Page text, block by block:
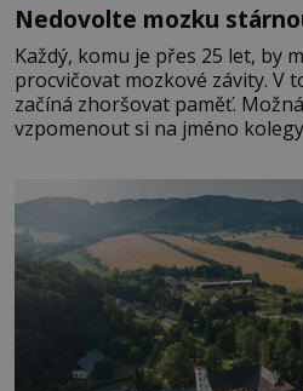
Nedovolte mozku
Každý, komu je přes 25 let, by
procvičovat mozkové závity. V
začíná zhoršovat paměť.
vzpomenout si na jméno
Je to opravdu tak, s věkem
rozhodla stávkovat. Cvičte